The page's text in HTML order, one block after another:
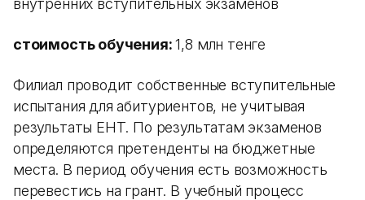
стоимость обучения:1,8 млн тенге
Филиал проводит собственные вступительные
испытания для абитуриентов, не учитывая
результаты ЕНТ. По результатам экзаменов
определяются претенденты на бюджетные
места. В период обучения есть возможность
перевестись на грант. В учебный процесс